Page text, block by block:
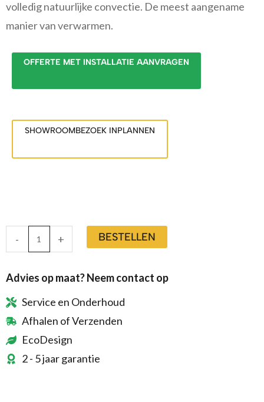
volledig natuurlijke convectie. De meest aangename
manier van verwarmen.
OFFERTE MET INSTALLATIE AANVRAGEN
SHOWROOMBEZOEK INPLANNEN
- + BESTELLEN
Advies op maat? Neem contact op
Service en Onderhoud
Afhalen of Verzenden
EcoDesign
2 - 5 jaar garantie